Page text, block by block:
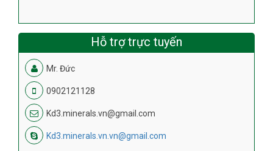
Hỗ trợ trực tuyến
Mr. Đức
0902121128
Kd3.minerals.vn@gmail.com
Kd3.minerals.vn.vn@gmail.com